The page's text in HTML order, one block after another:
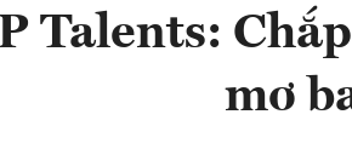
Talents:
mơ